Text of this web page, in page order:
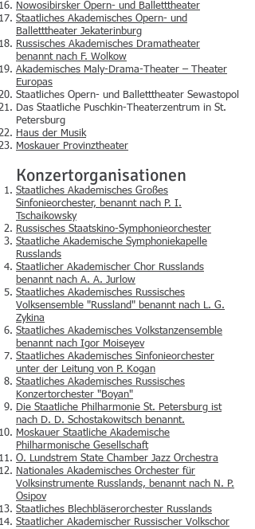
Nowosibirsker Opern- und Balletttheater
Staatliches Akademisches Opern- und
Balletttheater Jekaterinburg
Russisches Akademisches Dramatheater
benannt nach F. Wolkow
Akademisches Maly-Drama-Theater – Theater
Europas
Staatliches Opern- und Balletttheater Sewastopol
Das Staatliche Puschkin-Theaterzentrum in St.
Petersburg
Haus der Musik
Moskauer Provinztheater
Konzertorganisationen
Staatliches Akademisches Großes
Sinfonieorchester, benannt nach P. I.
Tschaikowsky
Russisches Staatskino-Symphonieorchester
Staatliche Akademische Symphoniekapelle
Russlands
Staatlicher Akademischer Chor Russlands
benannt nach A. A. Jurlow
Staatliches Akademisches Russisches
Volksensemble "Russland" benannt nach L. G.
Zykina
Staatliches Akademisches Volkstanzensemble
benannt nach Igor Moiseyev
Staatliches Akademisches Sinfonieorchester
unter der Leitung von P. Kogan
Staatliches Akademisches Russisches
Konzertorchester "Boyan"
Die Staatliche Philharmonie St. Petersburg ist
nach D. D. Schostakowitsch benannt.
Moskauer Staatliche Akademische
Philharmonische Gesellschaft
O. Lundstrem State Chamber Jazz Orchestra
Nationales Akademisches Orchester für
Volksinstrumente Russlands, benannt nach N. P.
Osipov
Staatliches Blechbläserorchester Russlands
Staatlicher Akademischer Russischer Volkschor